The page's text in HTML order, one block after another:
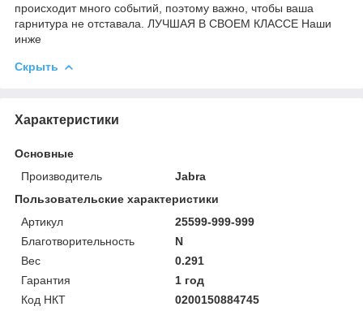
происходит много событий, поэтому важно, чтобы ваша
гарнитура не отставала. ЛУЧШАЯ В СВОЕМ КЛАССЕ Наши
инже
Скрыть
Характеристики
Основные
Производитель
Jabra
Пользовательские характеристики
Артикул
25599-999-999
Благотворительность
N
Вес
0.291
Гарантия
1 год
Код НКТ
0200150884745